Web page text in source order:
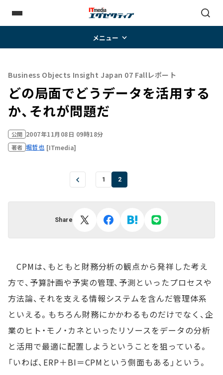
メニュー
Business Objects Insight Japan 07 Fallレポート
どの局面でどうデータを活用する
か、それが問題だ
公開 2007年11月08日 09時18分
著者 堀哲也 [ITmedia]
1 2
Share
CPMは、もともと財務分析の観点から発祥した考え
方で、予算計画や予実の管理、予測といったプロセスや
方法論、それを支える情報システムを含んだ管理体系
といえる。もちろん財務にかかわるものだけでなく、企
業のヒト・モノ・カネといったリソースをデータの分析
と活用で最適に配置しようということを狙っている。
「いわば、ERP＋BI＝CPMという側面もある」という。